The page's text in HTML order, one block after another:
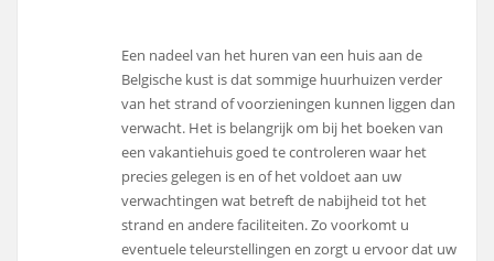
Een nadeel van het huren van een huis aan de
Belgische kust is dat sommige huurhuizen verder
van het strand of voorzieningen kunnen liggen dan
verwacht. Het is belangrijk om bij het boeken van
een vakantiehuis goed te controleren waar het
precies gelegen is en of het voldoet aan uw
verwachtingen wat betreft de nabijheid tot het
strand en andere faciliteiten. Zo voorkomt u
eventuele teleurstellingen en zorgt u ervoor dat uw